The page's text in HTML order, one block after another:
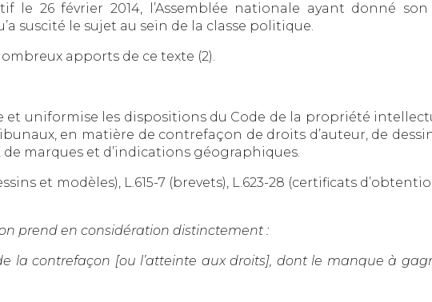
le 26 février 2014, l’Assemblée nationale ayant donné
suscité le sujet au sein de la classe politique.
apports de ce texte (2).
et uniformise les dispositions du Code de la propriété
en matière de contrefaçon de droits d’auteur, de
marques et d’indications géographiques.
et modèles), L.615-7 (brevets), L.623-28 (certificats
prend en considération distinctement :
la contrefaçon [ou l’atteinte aux droits], dont le manque à